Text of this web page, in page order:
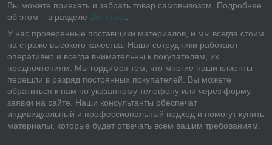
Вы можете приехать и забрать товар самовывозом. Подробнее
об этом – в разделе Доставка.
У нас проверенные поставщики материалов, и мы всегда стоим
на страже высокого качества. Наши сотрудники работают
оперативно и всегда внимательны к покупателям, их
предпочтениям. Мы гордимся тем, что многие наши клиенты
перешли в разряд постоянных покупателей. Вы можете
обратиться к нам по указанному телефону или через форму
заявки на сайте. Наши консультанты обеспечат
индивидуальный и профессиональный подход и помогут купить
материалы, которые будет отвечать всем вашим требованиям.